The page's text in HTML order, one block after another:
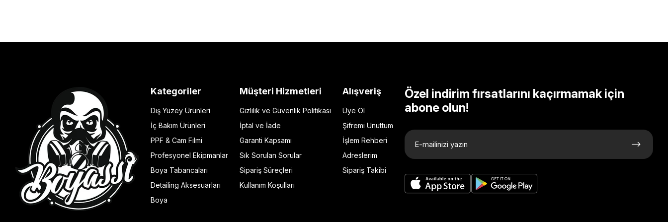
Kategoriler
Dış Yüzey Ürünleri
İç Bakım Ürünleri
PPF & Cam Filmi
Profesyonel Ekipmanlar
Boya Tabancaları
Detailing Aksesuarları
Boya
Müşteri Hizmetleri
Gizlilik ve Güvenlik Politikası
İptal ve İade
Garanti Kapsamı
Sık Sorulan Sorular
Sipariş Süreçleri
Kullanım Koşulları
Alışveriş
Üye Ol
Şifremi Unuttum
İşlem Rehberi
Adreslerim
Sipariş Takibi
Özel indirim fırsatlarını kaçırmamak için
abone olun!